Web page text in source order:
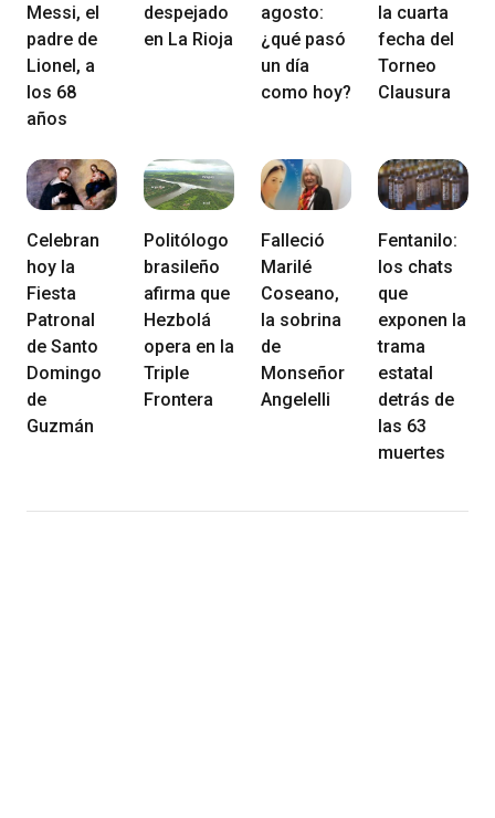
Messi, el
padre de
Lionel, a
los 68
años
despejado
en La Rioja
agosto:
¿qué pasó
un día
como hoy?
la cuarta
fecha del
Torneo
Clausura
Celebran
hoy la
Fiesta
Patronal
de Santo
Domingo
de
Guzmán
Politólogo
brasileño
afirma que
Hezbolá
opera en la
Triple
Frontera
Falleció
Marilé
Coseano,
la sobrina
de
Monseñor
Angelelli
Fentanilo:
los chats
que
exponen la
trama
estatal
detrás de
las 63
muertes